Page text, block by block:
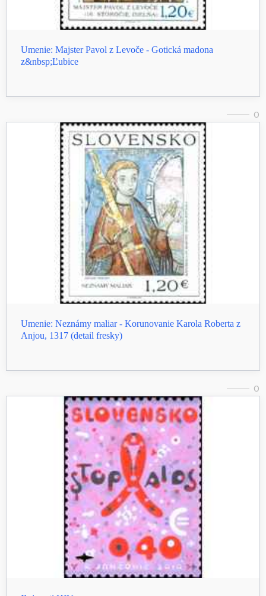
Umenie: Majster Pavol z Levoče - Gotická madona
z&nbsp;Ľubice
0
Umenie: Neznámy maliar - Korunovanie Karola Roberta z
Anjou, 1317 (detail fresky)
0